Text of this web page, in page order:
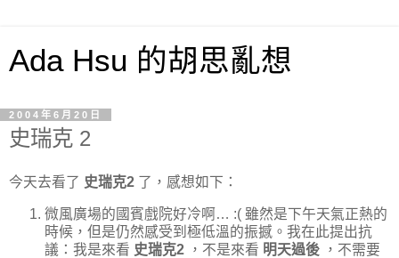
Ada Hsu 的胡思亂想
2004年6月20日
史瑞克 2
今天去看了 史瑞克2 了，感想如下：
微風廣場的國賓戲院好冷啊… :( 雖然是下午天氣正熱的
時候，但是仍然感受到極低溫的振撼。我在此提出抗
議：我是來看 史瑞克2 ，不是來看 明天過後 ，不需要